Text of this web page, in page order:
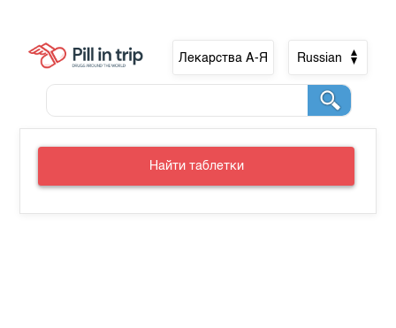
Лекарства А-Я Russian
Найти таблетки